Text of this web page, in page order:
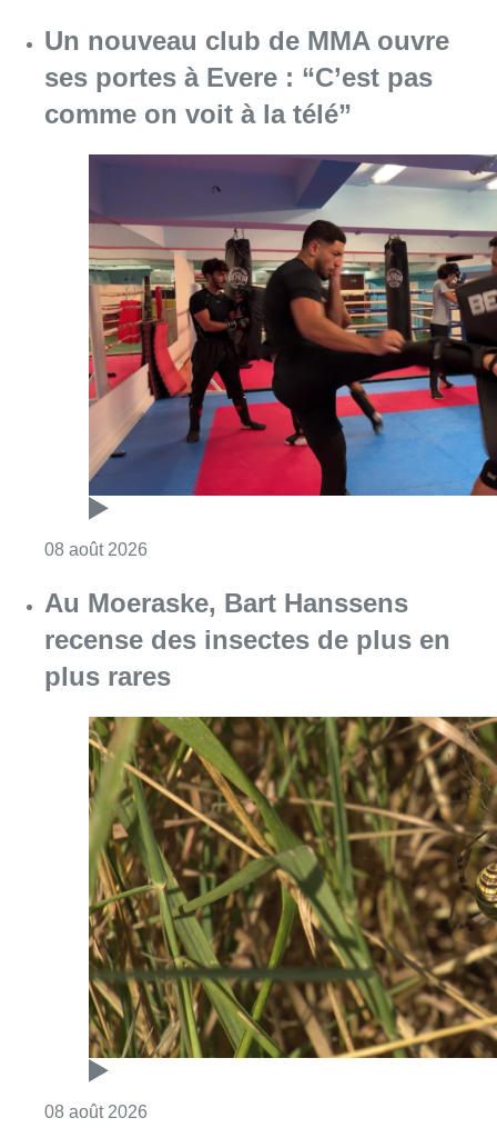
Un nouveau club de MMA ouvre
ses portes à Evere : “C’est pas
comme on voit à la télé”
08 août 2026
Au Moeraske, Bart Hanssens
recense des insectes de plus en
plus rares
08 août 2026